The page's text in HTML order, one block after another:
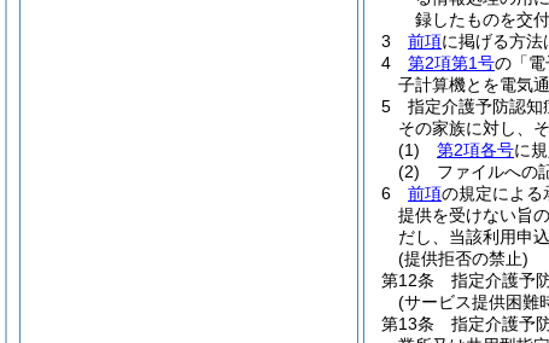
録したものを交
3
前項に掲げる方法
4
第2項第1号の「
子計算機とを電気
5
指定介護予防認知
その家族に対し、
(1)
第2項各号に
(2)
ファイルへの
6
前項の規定による
提供を受けない旨
だし、当該利用申
(提供拒否の禁止)
第12条
指定介護予
(サービス提供困難
第13条
指定介護予